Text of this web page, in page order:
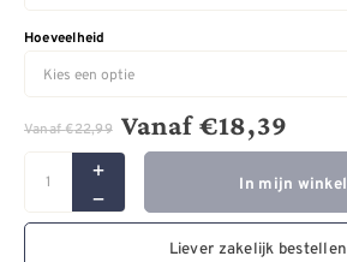
Hoeveelheid
Vanaf€22,99 Vanaf€18,39
In mijn
Liever zakelijk bestellen